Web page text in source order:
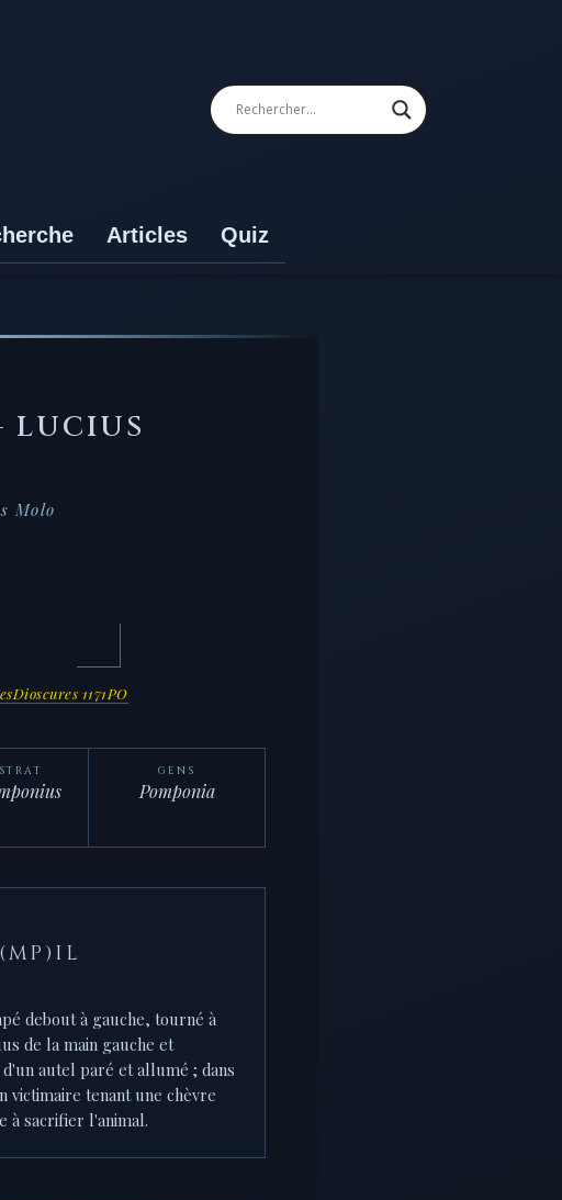
Articles Quiz
LUCIUS
Molo
1171PO
GENS
Pomponia
debout à gauche, tourné à
de la main gauche et
autel paré et allumé ; dans
victimaire tenant une chèvre
à sacrifier l'animal.